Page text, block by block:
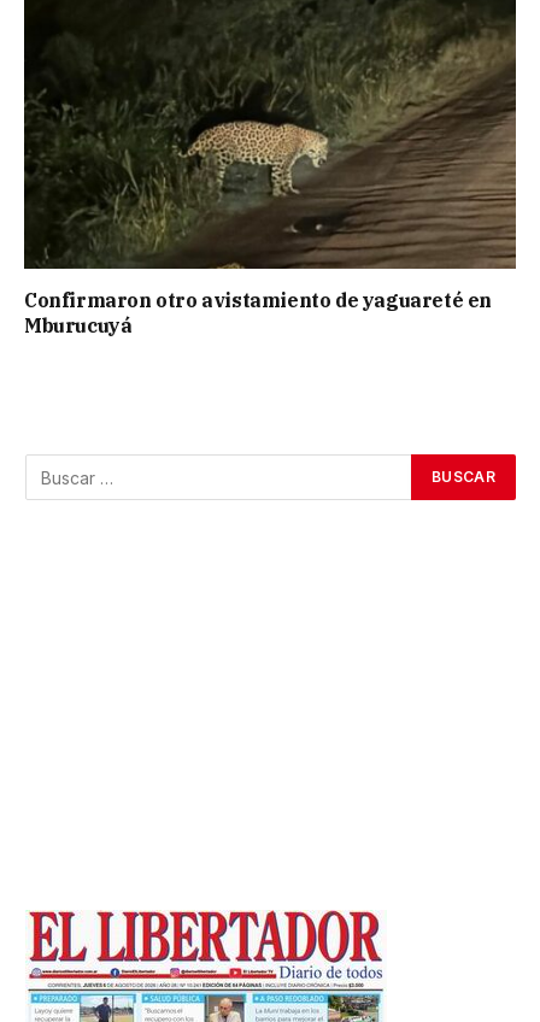
Confirmaron otro avistamiento de yaguareté en
Mburucuyá